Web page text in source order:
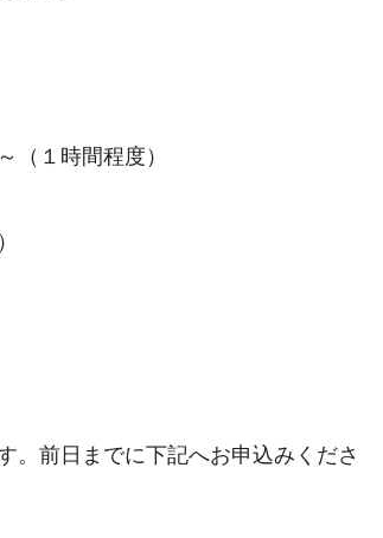
（１時間程度）
前日までに下記へお申込みくださ